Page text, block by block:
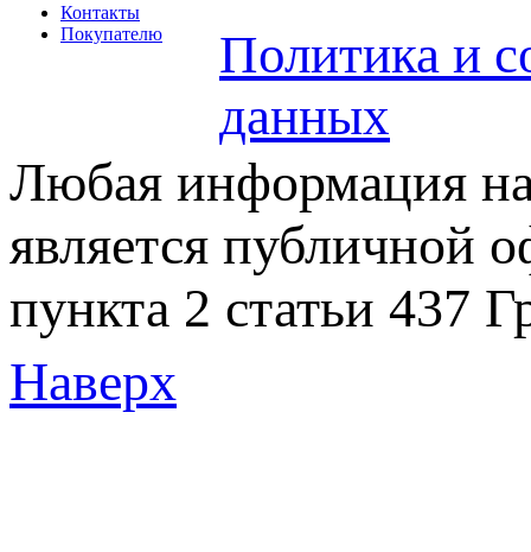
Контакты
Покупателю
Политика и
данных
Любая информация на
является публичной
пункта 2 статьи 437
Наверх